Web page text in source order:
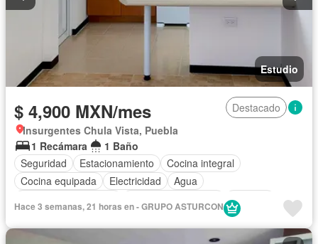
Estudio
$ 4,900 MXN/mes
Destacado
Insurgentes Chula Vista, Puebla
1 Recámara
1 Baño
Seguridad
Estacionamiento
Cocina integral
Cocina equipada
Electricidad
Agua
Cisterna
Cuarto de Limpieza
Hace 3 semanas, 21 horas en - GRUPO ASTURCON